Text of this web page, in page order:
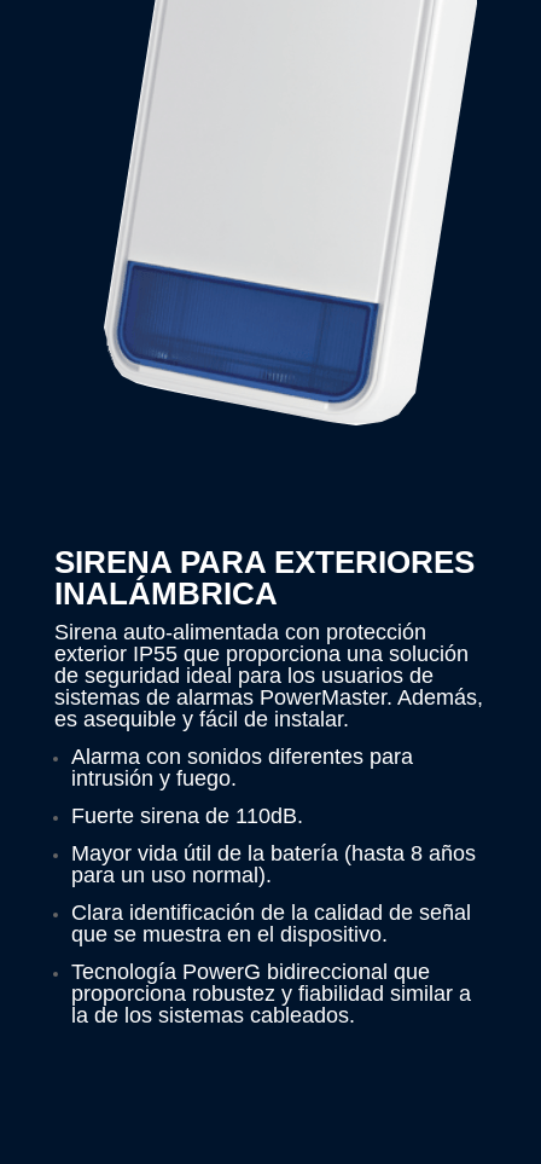
SIRENA PARA EXTERIORES
INALÁMBRICA
Sirena auto-alimentada con protección
exterior IP55 que proporciona una solución
de seguridad ideal para los usuarios de
sistemas de alarmas PowerMaster. Además,
es asequible y fácil de instalar.
Alarma con sonidos diferentes para
intrusión y fuego.
Fuerte sirena de 110dB.
Mayor vida útil de la batería (hasta 8 años
para un uso normal).
Clara identificación de la calidad de señal
que se muestra en el dispositivo.
Tecnología PowerG bidireccional que
proporciona robustez y fiabilidad similar a
la de los sistemas cableados.